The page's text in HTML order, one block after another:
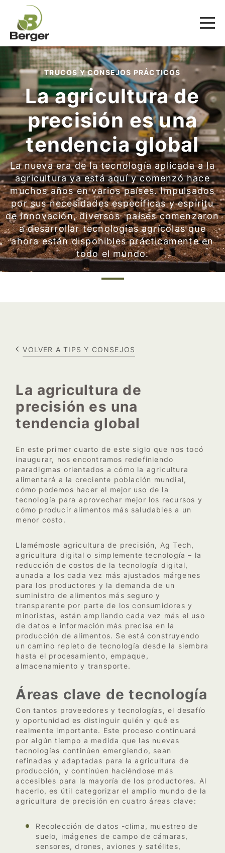
TRUCOS Y CONSEJOS PRÁCTICOS
La agricultura de
precisión es una
tendencia global
La nueva era de la tecnología aplicada a la
agricultura ya está aquí y comenzó hace
muchos años en varios países. Impulsados
por sus necesidades específicas y espíritu
de innovación, diversos países comenzaron
a desarrollar tecnologías agrícolas que
ahora están disponibles prácticamente en
todo el mundo.
VOLVER A TIPS Y CONSEJOS
La agricultura de
precisión es una
tendencia global
En este primer cuarto de este siglo que nos tocó
inaugurar, nos encontramos redefiniendo
paradigmas orientados a cómo la agricultura
alimentará a la creciente población mundial,
cómo podemos hacer el mejor uso de la
tecnología para aprovechar mejor los recursos y
cómo producir alimentos más saludables a un
menor costo.
Llamémosle agricultura de precisión, Ag Tech,
agricultura digital o simplemente tecnología – la
reducción de costos de la tecnología digital,
aunada a los cada vez más ajustados márgenes
para los productores y la demanda de un
suministro de alimentos más seguro y
transparente por parte de los consumidores y
minoristas, están ampliando cada vez más el uso
de datos e información más precisa en la
producción de alimentos. Se está construyendo
un camino repleto de tecnología desde la siembra
hasta el procesamiento, empaque,
almacenamiento y transporte.
Áreas clave de tecnología
Con tantos proveedores y tecnologías, el desafío
y oportunidad es distinguir quién y qué es
realmente importante. Este proceso continuará
por algún tiempo a medida que las nuevas
tecnologías continúen emergiendo, sean
refinadas y adaptadas para la agricultura de
producción, y continúen haciéndose más
accesibles para la mayoría de los productores. Al
hacerlo, es útil categorizar el amplio mundo de la
agricultura de precisión en cuatro áreas clave:
Recolección de datos -clima, muestreo de
suelo, imágenes de campo de cámaras,
sensores, drones, aviones y satélites,